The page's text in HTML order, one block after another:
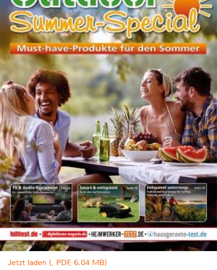
Jetzt laden (, PDF, 6.04 MB)